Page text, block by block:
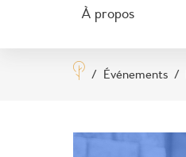
À propos
/ Événements /